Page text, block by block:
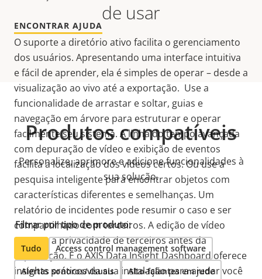
de usar
O suporte a diretório ativo facilita o gerenciamento
dos usuários. Apresentando uma interface intuitiva
e fácil de aprender, ela é simples de operar – desde a
visualização ao vivo até a exportação. Use a
funcionalidade de arrastar e soltar, guias e
navegação em árvore para estruturar e operar
facilmente seu sistema. A linha do tempo avançada
com depuração de vídeo e exibição de eventos
facilita a localização dos vídeos certos. Ou use a
pesquisa inteligente para encontrar objetos com
características diferentes e semelhanças. Um
relatório de incidentes pode resumir o caso e ser
compartilhado com terceiros. A edição de vídeo
protege a privacidade de terceiros antes da
exportação. E o AXIS Data Insight Dashboard oferece
insights práticos da sua instalação para ajudar você
ENCONTRAR AJUDA
Produtos compatíveis
Personalize, aprimore e adicione funcionalidades à
sua solução.
Filtrar por tipo de produto:
Tudo Access control management software
Alertas sonoros/visuais Alto-falantes em rede